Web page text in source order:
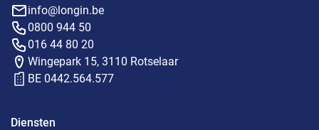
info@longin.be
0800 944 50
016 44 80 20
Wingepark 15, 3110 Rotselaar
BE 0442.564.577
Diensten